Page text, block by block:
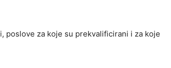
poslove za koje su prekvalificirani i za koje